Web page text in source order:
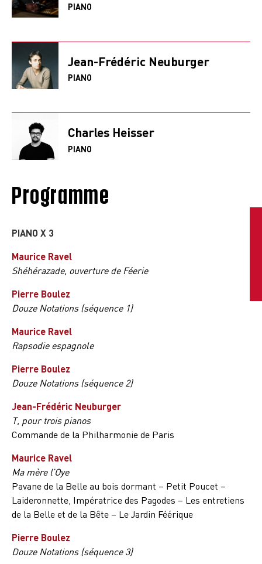
PIANO
Jean-Frédéric Neuburger
PIANO
Charles Heisser
PIANO
Programme
PIANO X 3
Maurice Ravel
Shéhérazade, ouverture de Féerie
Pierre Boulez
Douze Notations (séquence 1)
Maurice Ravel
Rapsodie espagnole
Pierre Boulez
Douze Notations (séquence 2)
Jean-Frédéric Neuburger
T, pour trois pianos
Commande de la Philharmonie de Paris
Maurice Ravel
Ma mère l’Oye
Pavane de la Belle au bois dormant – Petit Poucet –
Laideronnette, Impératrice des Pagodes – Les entretiens
de la Belle et de la Bête – Le Jardin Féérique
Pierre Boulez
Douze Notations (séquence 3)